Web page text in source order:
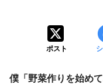
ポスト
僕「野菜作りを始め